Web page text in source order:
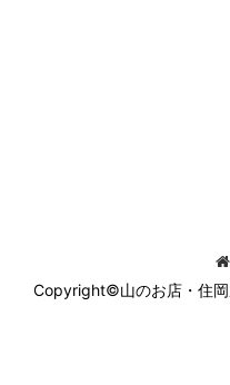
Copyright©山のお店・住